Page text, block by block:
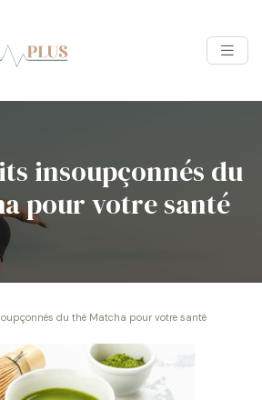
insoupçonnés du
pour votre santé
du thé Matcha pour votre santé